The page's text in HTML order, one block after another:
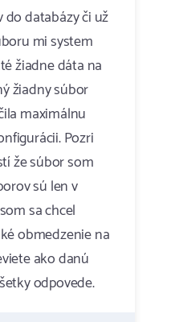
databázy či už
mi system
žiadne dáta na
žiadny súbor
maximálnu
Pozri
že súbor som
sú len v
sa chcel
obmedzenie na
ako danú
odpovede.